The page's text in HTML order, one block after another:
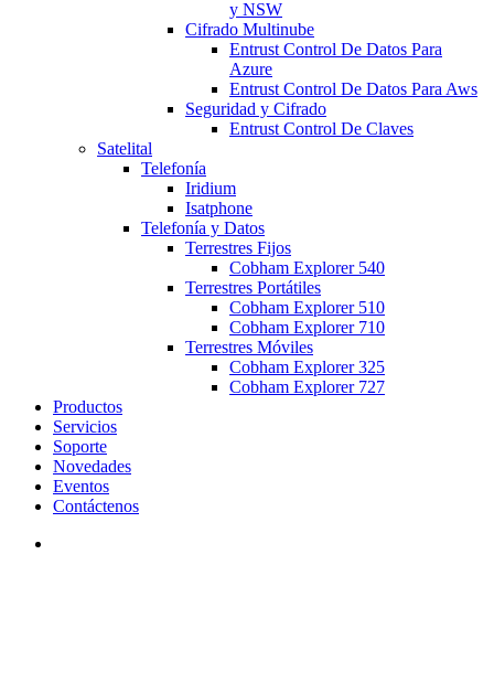
y NSW
Cifrado Multinube
Entrust Control De Datos Para
Azure
Entrust Control De Datos Para Aws
Seguridad y Cifrado
Entrust Control De Claves
Satelital
Telefonía
Iridium
Isatphone
Telefonía y Datos
Terrestres Fijos
Cobham Explorer 540
Terrestres Portátiles
Cobham Explorer 510
Cobham Explorer 710
Terrestres Móviles
Cobham Explorer 325
Cobham Explorer 727
Productos
Servicios
Soporte
Novedades
Eventos
Contáctenos